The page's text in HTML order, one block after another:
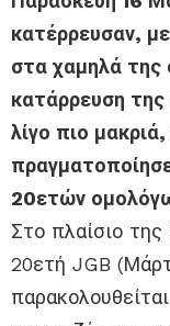
κατέρρευσαν,
στα χαμηλά της
κατάρρευση
λίγο πιο
20ετών
Στο πλαίσιο της
20ετή JGB